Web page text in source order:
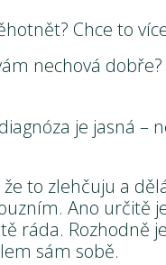
Chce to
nechová
je jasná –
to zlehčuju a
Ano určitě
ráda. Rozhodně
sám sobě.